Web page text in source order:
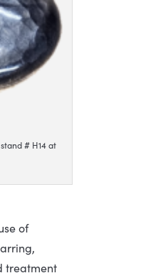
# H14 at
of
treatment